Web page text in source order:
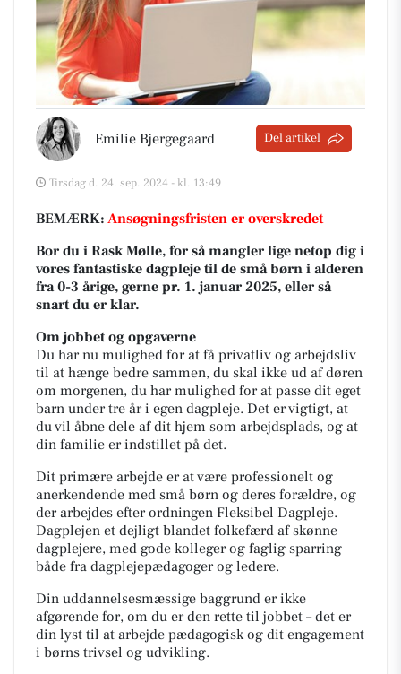
Emilie Bjergegaard Del artikel
Tirsdag d. 24. sep. 2024 - kl. 13:49
BEMÆRK: Ansøgningsfristen er overskredet
Bor du i Rask Mølle, for så mangler lige netop dig i
vores fantastiske dagpleje til de små børn i alderen
fra 0-3 årige, gerne pr. 1. januar 2025, eller så
snart du er klar.
Om jobbet og opgaverne
Du har nu mulighed for at få privatliv og arbejdsliv
til at hænge bedre sammen, du skal ikke ud af døren
om morgenen, du har mulighed for at passe dit eget
barn under tre år i egen dagpleje. Det er vigtigt, at
du vil åbne dele af dit hjem som arbejdsplads, og at
din familie er indstillet på det.
Dit primære arbejde er at være professionelt og
anerkendende med små børn og deres forældre, og
der arbejdes efter ordningen Fleksibel Dagpleje.
Dagplejen et dejligt blandet folkefærd af skønne
dagplejere, med gode kolleger og faglig sparring
både fra dagplejepædagoger og ledere.
Din uddannelsesmæssige baggrund er ikke
afgørende for, om du er den rette til jobbet – det er
din lyst til at arbejde pædagogisk og dit engagement
i børns trivsel og udvikling.